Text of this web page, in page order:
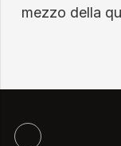
mezzo della